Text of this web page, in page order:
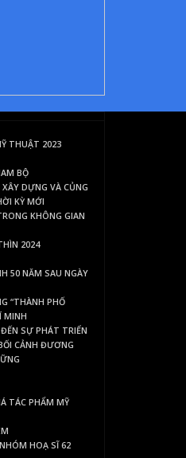
THUẬT 2023
BỘ
DỰNG VÀ CỦNG
KỲ MỚI
KHÔNG GIAN
2024
50 NĂM SAU NGÀY
“THÀNH PHỐ
MINH
SỰ PHÁT TRIỂN
CẢNH ĐƯƠNG
TÁC PHẨM MỸ
HOẠ SĨ 62